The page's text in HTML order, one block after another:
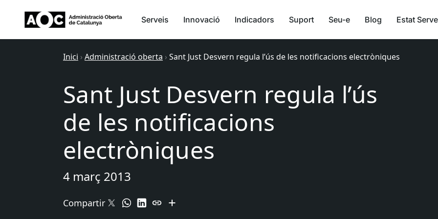
Serveis Innovació Indicadors Suport Seu-e Blog Estat
Inici › Administració oberta › Sant Just Desvern regula l’ús de les notificacions electròniques
Sant Just Desvern regula l’ús
de les notificacions
electròniques
4 març 2013
Compartir